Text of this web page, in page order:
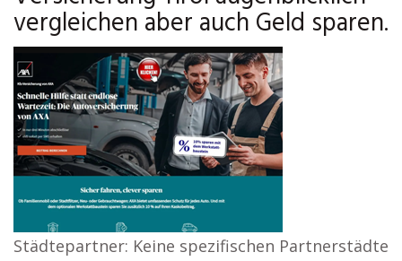
vergleichen aber auch Geld sparen.
Städtepartner: Keine spezifischen Partnerstädte